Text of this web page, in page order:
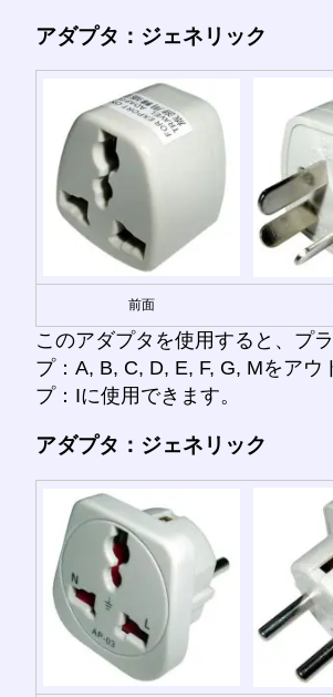
アダプタ：ジェネリック
前面
このアダプタを使用すると、プ
プ：A, B, C, D, E, F, G, Mをアウ
プ：Iに使用できます。
アダプタ：ジェネリック